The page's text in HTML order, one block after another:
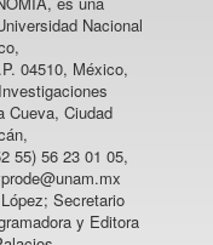
Nacional
04510, México,
Cueva, Ciudad
55) 56 23 01 05,
Secretario
y Editora